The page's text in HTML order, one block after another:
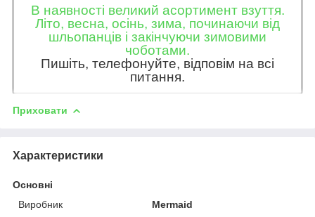
В наявності великий асортимент взуття.
Літо, весна, осінь, зима, починаючи від
шльопанців і закінчуючи зимовими
чоботами.
Пишіть, телефонуйте, відповім на всі
питання.
Приховати
Характеристики
Основні
Виробник
Mermaid